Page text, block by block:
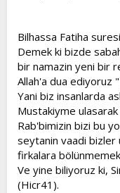
Bilhassa Fatiha
Demek ki bizde
bir namazin yeni bir
Allah'a dua ediyoruz
Yani biz insanlarda
Mustakiyme
Rab'bimizin bizi bu
seytanin vaadi
firkalara
Ve yine biliyoruz ki,
(Hicr41).